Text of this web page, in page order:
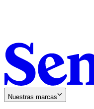
Nuestras marcas